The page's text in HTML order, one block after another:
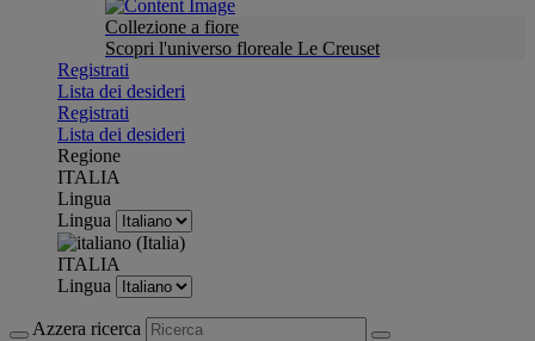
Collezione a fiore
Scopri l'universo floreale Le Creuset
Registrati
Lista dei desideri
Registrati
Lista dei desideri
Regione
ITALIA
Lingua
Lingua
ITALIA
Lingua
Azzera ricerca